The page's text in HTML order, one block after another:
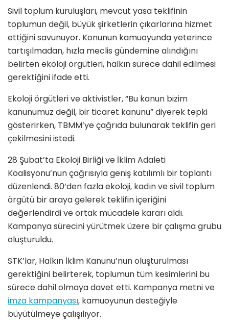
Sivil toplum kuruluşları, mevcut yasa teklifinin
toplumun değil, büyük şirketlerin çıkarlarına hizmet
ettiğini savunuyor. Konunun kamuoyunda yeterince
tartışılmadan, hızla meclis gündemine alındığını
belirten ekoloji örgütleri, halkın sürece dahil edilmesi
gerektiğini ifade etti.
Ekoloji örgütleri ve aktivistler, “Bu kanun bizim
kanunumuz değil, bir ticaret kanunu” diyerek tepki
gösterirken, TBMM’ye çağrıda bulunarak teklifin geri
çekilmesini istedi.
28 Şubat’ta Ekoloji Birliği ve İklim Adaleti
Koalisyonu’nun çağrısıyla geniş katılımlı bir toplantı
düzenlendi. 80’den fazla ekoloji, kadın ve sivil toplum
örgütü bir araya gelerek teklifin içeriğini
değerlendirdi ve ortak mücadele kararı aldı.
Kampanya sürecini yürütmek üzere bir çalışma grubu
oluşturuldu.
STK’lar, Halkın İklim Kanunu’nun oluşturulması
gerektiğini belirterek, toplumun tüm kesimlerini bu
sürece dahil olmaya davet etti. Kampanya metni ve
imza kampanyası, kamuoyunun desteğiyle
büyütülmeye çalışılıyor.